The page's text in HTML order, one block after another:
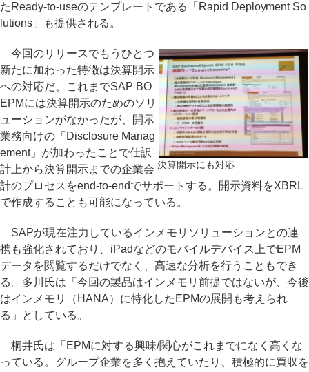
たReady-to-useのテンプレートである「Rapid Deployment So
lutions」も提供される。
決算開示にも対応
今回のリリースでもうひとつ
新たに加わった特徴は決算開示
への対応だ。これまでSAP BO
EPMには決算開示のためのソリ
ューションがなかったが、開示
業務向けの「Disclosure Manag
ement」が加わったことで仕訳
計上から決算開示までの企業会
計のプロセスをend-to-endでサポートする。開示資料をXBRL
で作成することも可能になっている。
SAPが現在注力しているインメモリソリューションとの連
携も強化されており、iPadなどのモバイルデバイス上でEPM
データを閲覧するだけでなく、高速な分析を行うこともでき
る。多川氏は「今回の製品はインメモリ前提ではないが、今後
はインメモリ（HANA）に特化したEPMの展開も考えられ
る」としている。
桐井氏は「EPMに対する興味/関心がこれまでになく高くな
っている。グループ企業を多く抱えていたり、積極的に買収を